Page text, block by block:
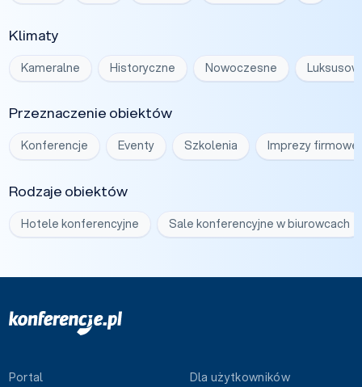
Klimaty
Kameralne Historyczne Nowoczesne
Przeznaczenie obiektów
Konferencje Eventy Szkolenia Imprezy firmowe
Rodzaje obiektów
Hotele konferencyjne Sale konferencyjne w biurowcach
Portal Dla użytkowników